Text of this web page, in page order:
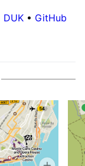
DUK • GitHub